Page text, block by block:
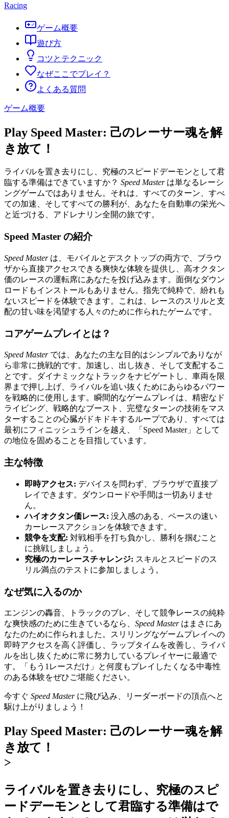
Racing
ゲーム概要
遊び方
コツとテクニック
なぜここでプレイ？
よくある質問
ゲーム概要
Play Speed Master: 己のレーサー魂を解
き放て！
ライバルを置き去りにし、究極のスピードデーモンとして君
臨する準備はできていますか？ Speed Masterは単なるレーシ
ングゲームではありません。それは、すべてのターン、すべ
ての加速、そしてすべての勝利が、あなたを自動車の栄光へ
と近づける、アドレナリン全開の旅です。
Speed Master の紹介
Speed Masterは、モバイルとデスクトップの両方で、ブラウ
ザから直接アクセスできる爽快な体験を提供し、高オクタン
価のレースの運転席にあなたを投げ込みます。面倒なダウン
ロードもインストールもありません。指先で純粋で、紛れも
ないスピードを体験できます。これは、レースのスリルと支
配の甘い味を渇望する人々のために作られたゲームです。
コアゲームプレイとは？
Speed Masterでは、あなたの主な目的はシンプルでありなが
ら非常に挑戦的です。加速し、出し抜き、そして支配するこ
とです。ダイナミックなトラックをナビゲートし、車両を限
界まで押し上げ、ライバルを追い抜くためにあらゆるパワー
を戦略的に使用します。瞬間的なゲームプレイは、精密なド
ライビング、戦略的なブースト、完璧なターンの技術をマス
ターすることの心臓がドキドキするループであり、すべては
最初にフィニッシュラインを越え、「Speed Master」として
の地位を固めることを目指しています。
主な特徴
即時アクセス: デバイスを問わず、ブラウザで直接プ
レイできます。ダウンロードや手間は一切ありませ
ん。
ハイオクタン価レース: 没入感のある、ペースの速い
カーレースアクションを体験できます。
競争を支配: 対戦相手を打ち負かし、勝利を掴むこと
に挑戦しましょう。
究極のカーレースチャレンジ: スキルとスピードのス
リル満点のテストに参加しましょう。
なぜ気に入るのか
エンジンの轟音、トラックのブレ、そして競争レースの純粋
な爽快感のために生きているなら、 Speed Masterはまさにあ
なたのために作られました。スリリングなゲームプレイへの
即時アクセスを高く評価し、ラップタイムを改善し、ライバ
ルを出し抜くために常に努力しているプレイヤーに最適で
す。「もう1レースだけ」と何度もプレイしたくなる中毒性
のある体験をぜひご堪能ください。
今すぐ Speed Masterに飛び込み、リーダーボードの頂点へと
駆け上がりましょう！
Play Speed Master: 己のレーサー魂を解
き放て！
>
ライバルを置き去りにし、究極のスピ
ードデーモンとして君臨する準備はで